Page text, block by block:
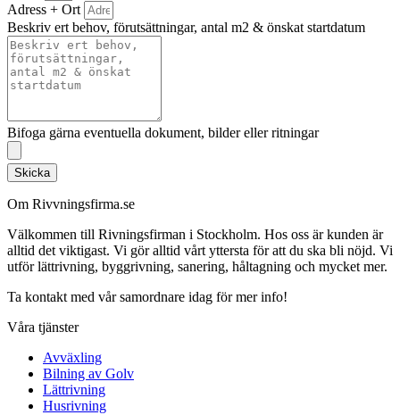
Adress + Ort
Beskriv ert behov, förutsättningar, antal m2 & önskat startdatum
Bifoga gärna eventuella dokument, bilder eller ritningar
Skicka
Om Rivvningsfirma.se
Välkommen till Rivningsfirman i Stockholm. Hos oss är kunden är
alltid det viktigast. Vi gör alltid vårt yttersta för att du ska bli nöjd. Vi
utför lättrivning, byggrivning, sanering, håltagning och mycket mer.
Ta kontakt med vår samordnare idag för mer info!
Våra tjänster
Avväxling
Bilning av Golv
Lättrivning
Husrivning